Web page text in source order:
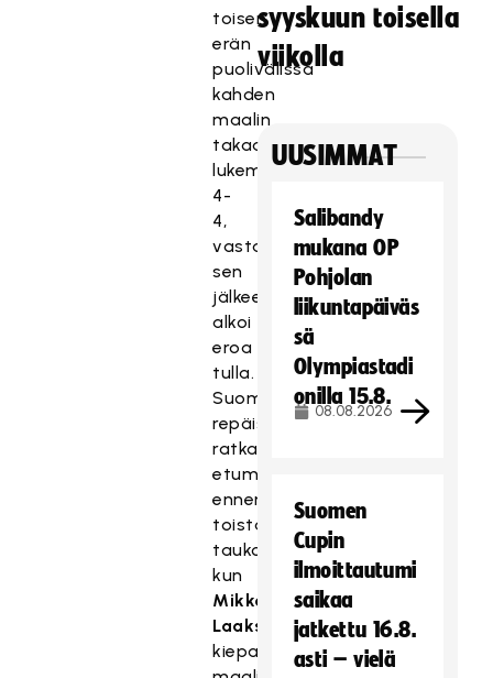
toisen
erän
puolivälissä
kahden
maalin
takaa
lukemiin
4-
4,
vasta
sen
jälkeen
alkoi
eroa
tulla.
Suomi
repäisi
ratkaisevan
etumatkan
ennen
toista
taukoa,
kun
Mikko
Laakso
kiepautti
syyskuun toisella
viikolla
UUSIMMAT
Salibandy
mukana OP
Pohjolan
liikuntapäiväs
sä
Olympiastadi
onilla 15.8.
08.08.2026
Suomen
Cupin
ilmoittautumi
saikaa
jatkettu 16.8.
asti – vielä